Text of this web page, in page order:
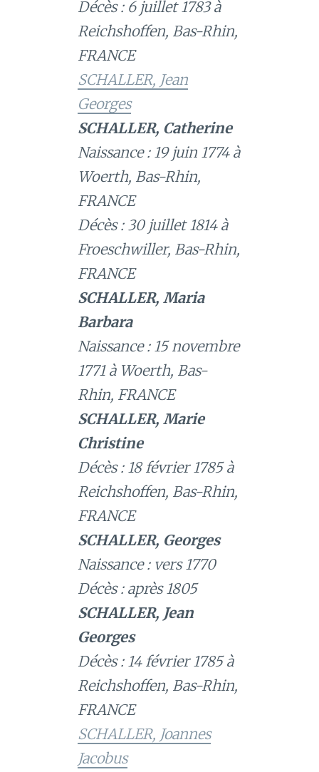
Décès : 6 juillet 1783 à
Reichshoffen, Bas-Rhin,
FRANCE
SCHALLER, Jean
Georges
SCHALLER, Catherine
Naissance : 19 juin 1774 à
Woerth, Bas-Rhin,
FRANCE
Décès : 30 juillet 1814 à
Froeschwiller, Bas-Rhin,
FRANCE
SCHALLER, Maria
Barbara
Naissance : 15 novembre
1771 à Woerth, Bas-
Rhin, FRANCE
SCHALLER, Marie
Christine
Décès : 18 février 1785 à
Reichshoffen, Bas-Rhin,
FRANCE
SCHALLER, Georges
Naissance : vers 1770
Décès : après 1805
SCHALLER, Jean
Georges
Décès : 14 février 1785 à
Reichshoffen, Bas-Rhin,
FRANCE
SCHALLER, Joannes
Jacobus